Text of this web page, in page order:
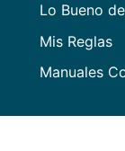
Lo Bueno
Mis Reglas
Manuales